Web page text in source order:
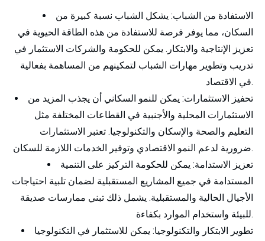
الاستفادة من الشباب: يشكل الشباب نسبة كبيرة من
السكان، مما يوفر فرصة للاستفادة من هذه الطاقة الحيوية في
تعزيز الإنتاجية والابتكار. يمكن للحكومة والشركات الاستثمار في
تدريب وتطوير مهارات الشباب لتمكينهم من المساهمة بفعالية
في الاقتصاد.
تحفيز الاستثمارات: يمكن للنمو السكاني أن يجذب المزيد من
الاستثمارات المحلية والأجنبية في القطاعات المختلفة مثل
التعليم والصحة والإسكان والتكنولوجيا. تعتبر الاستثمارات
ضرورية لدعم النمو الاقتصادي وتوفير الخدمات اللازمة للسكان.
تعزيز الاستدامة: يمكن للحكومة التركيز على التنمية
المستدامة في جميع المشاريع المستقبلية لضمان تلبية احتياجات
الأجيال الحالية والمستقبلية. يشمل ذلك تبني ممارسات صديقة
للبيئة واستخدام الموارد بكفاءة.
تطوير الابتكار والتكنولوجيا: يمكن للاستثمار في التكنولوجيا